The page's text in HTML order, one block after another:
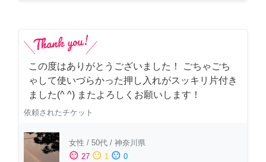
この度はありがとうございました！ ごちゃごち
ゃして使いづらかった押し入れがスッキリ片付き
ました(^ ^) またよろしくお願いします！
依頼されたチケット
女性 / 50代 / 神奈川県
sentiment_satisfied 27 sentiment_neutral 1 sentiment_dissatisfied 0